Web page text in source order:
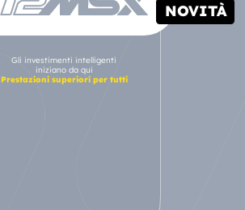
NOVITÀ
Gli investimenti intelligenti
iniziano da qui
Prestazioni superiori per tutti